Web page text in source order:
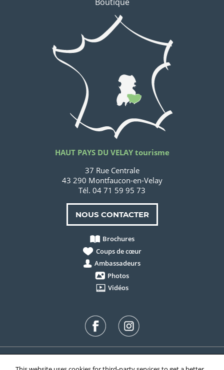
HAUT PAYS DU VELAY tourisme
37 Rue Centrale
43 290 Montfaucon-en-Velay
Tél. 04 71 59 95 73
NOUS CONTACTER
Brochures
Coups de cœur
Ambassadeurs
Photos
Vidéos